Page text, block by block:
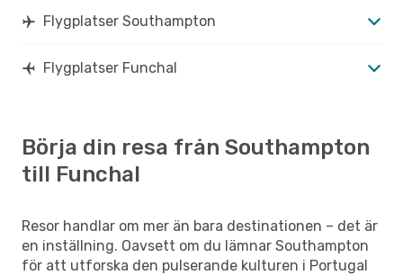
Flygplatser Southampton
Flygplatser Funchal
Börja din resa från Southampton
till Funchal
Resor handlar om mer än bara destinationen – det är
en inställning. Oavsett om du lämnar Southampton
för att utforska den pulserande kulturen i Portugal